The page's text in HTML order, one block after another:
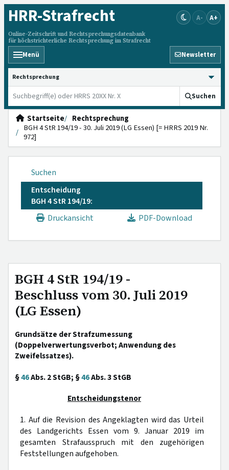
HRR-Strafrecht
Online-Zeitschrift und Rechtsprechungsdatenbank
für höchstrichterliche Rechtsprechung im Strafrecht
A- A+
Menü Newsletter
HRRS durchsuchen
Suchen
Startseite
Rechtsprechung
BGH 4 StR 194/19 - 30. Juli 2019 (LG Essen) [= HRRS 2019 Nr.
972]
Suchen
Entscheidung
BGH 4 StR 194/19:
Druckansicht
PDF-Download
BGH 4 StR 194/19 -
Beschluss vom 30. Juli 2019
(LG Essen)
Grundsätze der Strafzumessung
(Doppelverwertungsverbot; Anwendung des
Zweifelssatzes).
§46Abs. 2 StGB; §46Abs. 3 StGB
Entscheidungstenor
1. Auf die Revision des Angeklagten wird das Urteil
des Landgerichts Essen vom 9. Januar 2019 im
gesamten Strafausspruch mit den zugehörigen
Feststellungen aufgehoben.